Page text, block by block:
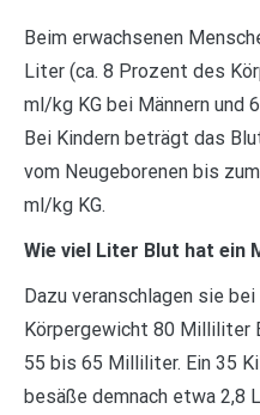
Beim erwachsenen
Liter (ca. 8 Prozent des
ml/kg KG bei Männern und
Bei Kindern beträgt das
vom Neugeborenen bis
ml/kg KG.
Wie viel Liter Blut hat ein
Dazu veranschlagen sie
Körpergewicht 80 Milliliter
55 bis 65 Milliliter. Ein 35
besäße demnach etwa 2,8